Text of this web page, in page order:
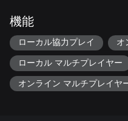
シリーズ初となる、骨まで凍
よう！
• 見知らぬ星のモンスターや
たオカルト信者、血も涙もな
敵や恐ろしいボスたちと戦おう
• 背筋も凍るサイド・ミッシ
味で狂気に満ちた物語を解き明
機能
ローカル協力プレイ オ
ローカル マルチプレイヤー
オンライン マルチプレイヤ